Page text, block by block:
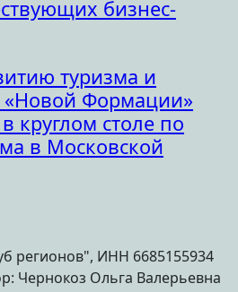
бизнес-
туризма и
«Новой Формации»
круглом столе по
в Московской
регионов", ИНН 6685155934
Чернокоз Ольга Валерьевна